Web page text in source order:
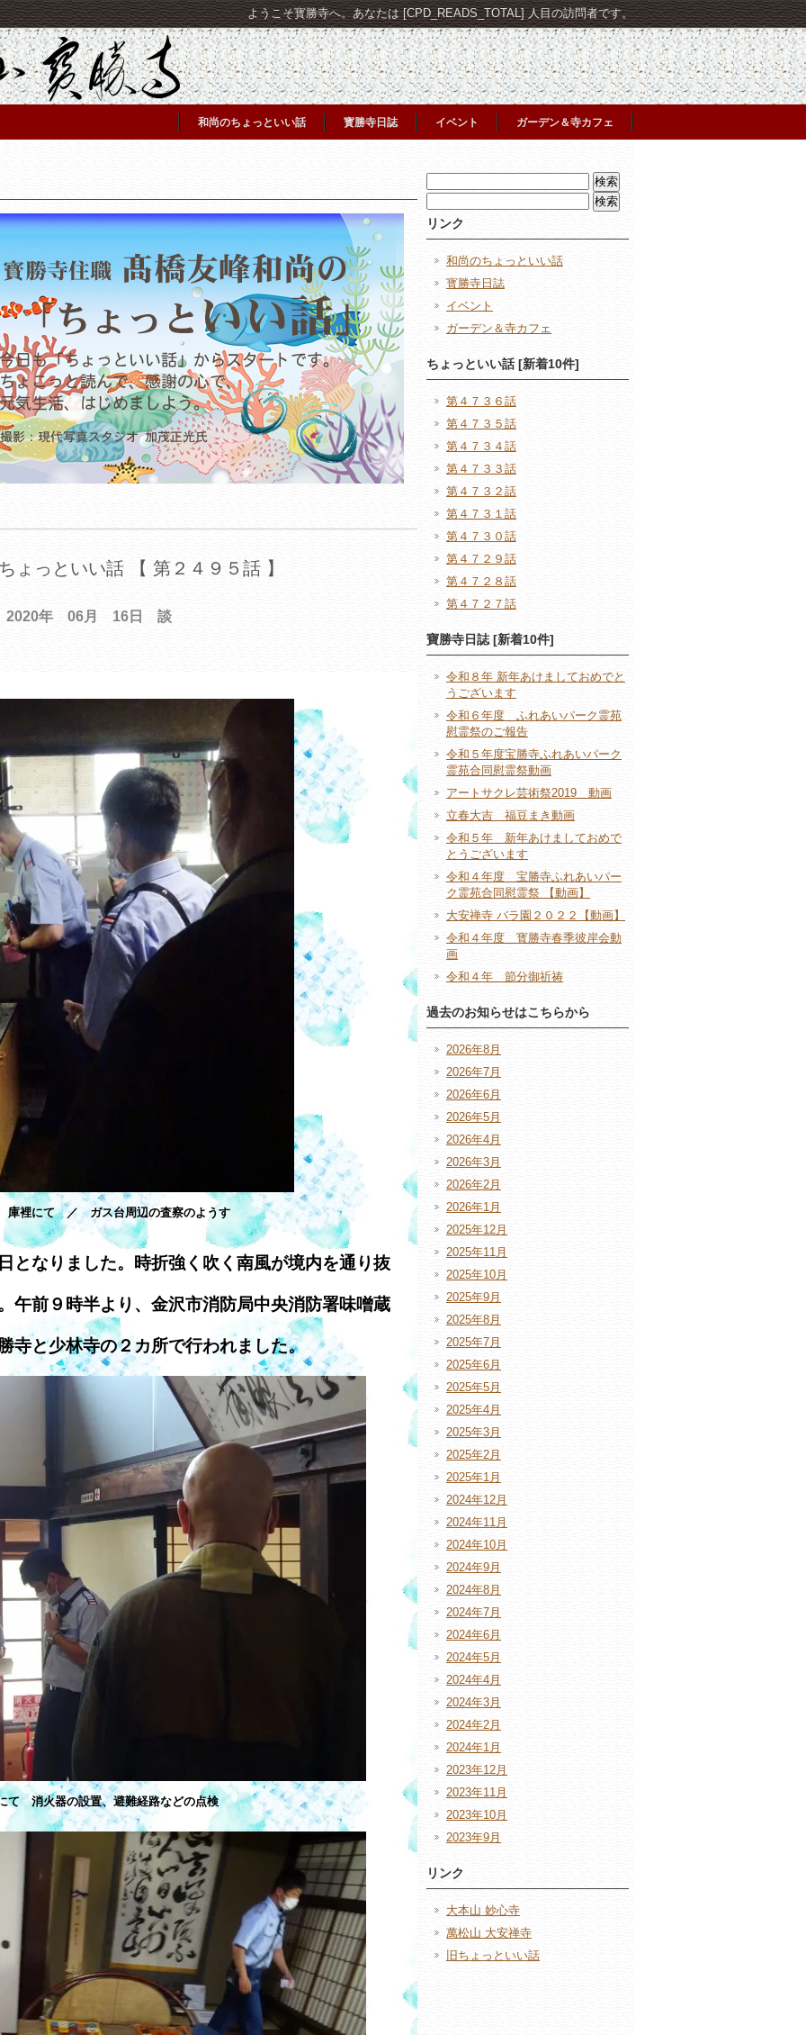
ようこそ寳勝寺へ。あなたは [CPD_READS_TOTAL] 人目の訪問者です。
和尚のちょっといい話 寳勝寺日誌 イベント ガーデン＆寺カフェ
ょっといい話 【 第２４９５話 】
2020年 06月 16日 談
庫裡にて ／ ガス台周辺の査察のようす
となりました。時折強く吹く南風が境内を通り抜
午前９時半より、金沢市消防局中央消防署味噌蔵
寺と少林寺の２カ所で行われました。
て 消火器の設置、避難経路などの点検
索:
索:
リンク
和尚のちょっといい話
寳勝寺日誌
イベント
ガーデン＆寺カフェ
ちょっといい話 [新着10件]
第４７３６話
第４７３５話
第４７３４話
第４７３３話
第４７３２話
第４７３１話
第４７３０話
第４７２９話
第４７２８話
第４７２７話
寶勝寺日誌 [新着10件]
令和８年 新年あけましておめでと
うございます
令和６年度 ふれあいパーク霊苑
慰霊祭のご報告
令和５年度宝勝寺ふれあいパーク
霊苑合同慰霊祭動画
アートサクレ芸術祭2019 動画
立春大吉 福豆まき動画
令和５年 新年あけましておめで
とうございます
令和４年度 宝勝寺ふれあいパー
ク霊苑合同慰霊祭 【動画】
大安禅寺 バラ園２０２２【動画】
令和４年度 寳勝寺春季彼岸会動
画
令和４年 節分御祈祷
過去のお知らせはこちらから
2026年8月
2026年7月
2026年6月
2026年5月
2026年4月
2026年3月
2026年2月
2026年1月
2025年12月
2025年11月
2025年10月
2025年9月
2025年8月
2025年7月
2025年6月
2025年5月
2025年4月
2025年3月
2025年2月
2025年1月
2024年12月
2024年11月
2024年10月
2024年9月
2024年8月
2024年7月
2024年6月
2024年5月
2024年4月
2024年3月
2024年2月
2024年1月
2023年12月
2023年11月
2023年10月
2023年9月
リンク
大本山 妙心寺
萬松山 大安禅寺
旧ちょっといい話